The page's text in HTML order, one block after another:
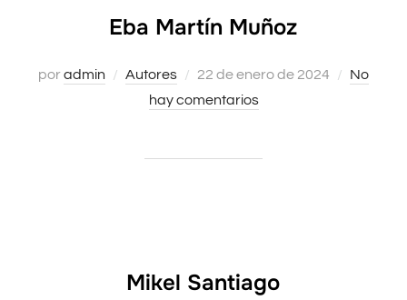
Eba Martín Muñoz
poradmin Autores
Publicado
el
22 de enero de 2024
No
hay comentarios
Mikel Santiago